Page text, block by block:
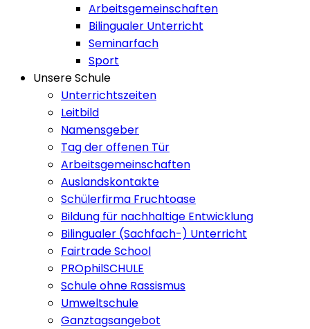
Arbeitsgemeinschaften
Bilingualer Unterricht
Seminarfach
Sport
Unsere Schule
Unterrichtszeiten
Leitbild
Namensgeber
Tag der offenen Tür
Arbeitsgemeinschaften
Auslandskontakte
Schülerfirma Fruchtoase
Bildung für nachhaltige Entwicklung
Bilingualer (Sachfach-) Unterricht
Fairtrade School
PROphilSCHULE
Schule ohne Rassismus
Umweltschule
Ganztagsangebot